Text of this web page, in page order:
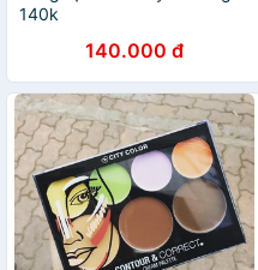
140k
140.000 đ